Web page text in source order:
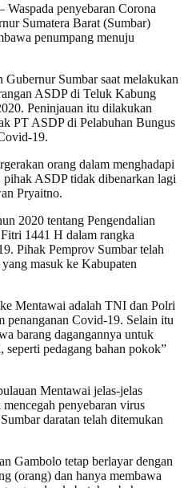
Waspada penyebaran Corona
Sumatera Barat (Sumbar)
penumpang menuju
Sumbar saat melakukan
ASDP di Teluk Kabung
Peninjauan itu dilakukan
PT ASDP di Pelabuhan Bungus
19.
orang dalam menghadapi
ASDP tidak dibenarkan lagi
Pryaitno.
2020 tentang Pengendalian
1441 H dalam rangka
Pihak Pemprov Sumbar telah
masuk ke Kabupaten
Mentawai adalah TNI dan Polri
penanganan Covid-19. Selain itu
barang dagangannya untuk
pedagang bahan pokok”
Mentawai jelas-jelas
penyebaran virus
daratan telah ditemukan
Gambolo tetap berlayar dengan
(orang) dan hanya membawa